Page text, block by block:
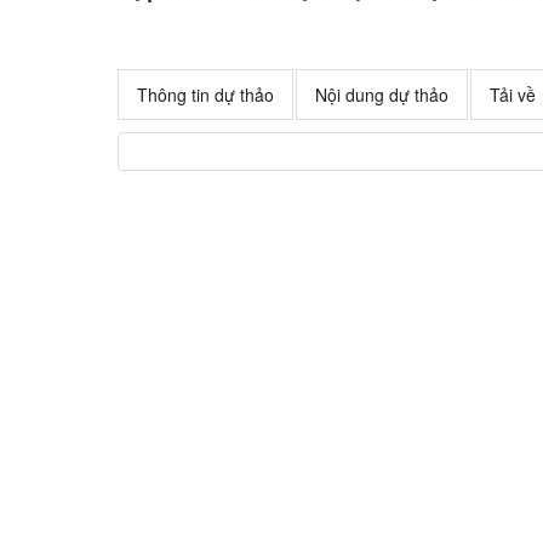
Thông tin dự thảo Nội dung dự thảo Tải về